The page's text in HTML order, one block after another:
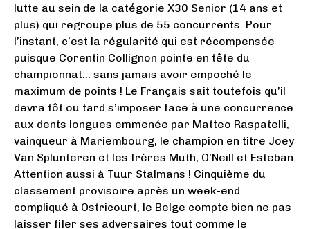
lutte au sein de la catégorie X30 Senior (14 ans et
plus) qui regroupe plus de 55 concurrents. Pour
l’instant, c’est la régularité qui est récompensée
puisque Corentin Collignon pointe en tête du
championnat… sans jamais avoir empoché le
maximum de points ! Le Français sait toutefois qu’il
devra tôt ou tard s’imposer face à une concurrence
aux dents longues emmenée par Matteo Raspatelli,
vainqueur à Mariembourg, le champion en titre Joey
Van Splunteren et les frères Muth, O’Neill et Esteban.
Attention aussi à Tuur Stalmans ! Cinquième du
classement provisoire après un week-end
compliqué à Ostricourt, le Belge compte bien ne pas
laisser filer ses adversaires tout comme le